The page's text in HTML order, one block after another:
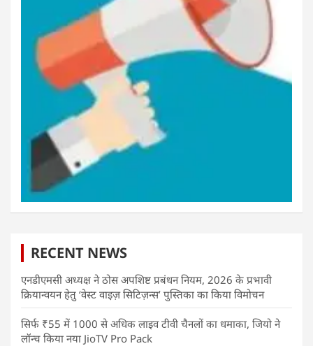
RECENT NEWS
एनडीएमसी अध्यक्ष ने ठोस अपशिष्ट प्रबंधन नियम, 2026 के प्रभावी
क्रियान्वयन हेतु ‘वेस्ट वाइज़ सिटिज़न्स’ पुस्तिका का किया विमोचन
सिर्फ ₹55 में 1000 से अधिक लाइव टीवी चैनलों का धमाका, जियो ने
लॉन्च किया नया JioTV Pro Pack